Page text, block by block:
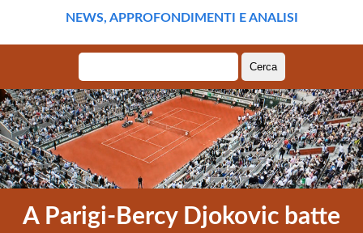
NEWS, APPROFONDIMENTI E ANALISI
per:
A Parigi-Bercy Djokovic batte